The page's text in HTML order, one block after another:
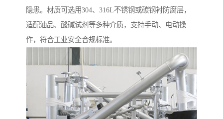
隐患。材质可选用304、316L不锈钢或碳钢衬防腐层，
适配油品、酸碱试剂等多种介质，支持手动、电动操
作，符合工业安全合规标准。